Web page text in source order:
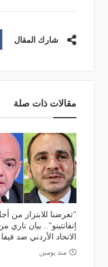
شارك المقال
مقالات ذات صلة
"تعرضنا للابتزاز من
إنفانتينو".. بيان ناري
الاتحاد الأردني ضد فيفا
منذ يومين
قرعة
لـ